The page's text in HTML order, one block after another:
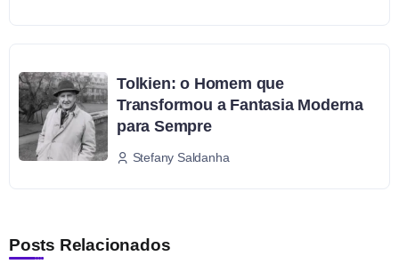
Tolkien: o Homem que
Transformou a Fantasia Moderna
para Sempre
Stefany Saldanha
Posts Relacionados